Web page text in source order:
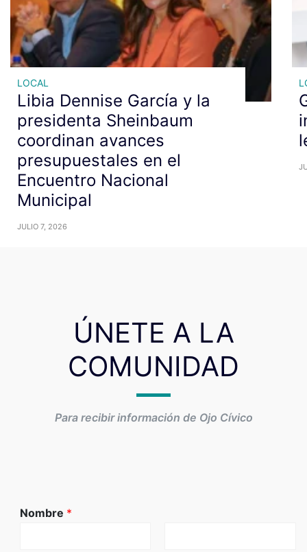
LOCAL
Libia Dennise García y la
presidenta Sheinbaum
coordinan avances
presupuestales en el
Encuentro Nacional
Municipal
JULIO 7, 2026
ÚNETE A LA
COMUNIDAD
Para recibir información de Ojo Cívico
Nombre *